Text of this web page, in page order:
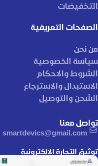
التخفيضات
الصفحات التعريفية
من نحن
سياسة الخصوصية
الشروط والاحكام
الاستبدال والاسترجاع
الشحن والتوصيل
تواصل معنا
smartdevics@gmail.com
توثيق التجارة الإلكترونية